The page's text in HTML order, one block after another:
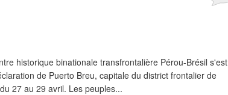
historique binationale transfrontalière Pérou-Brésil s'est
de Puerto Breu, capitale du district frontalier de
27 au 29 avril. Les peuples...